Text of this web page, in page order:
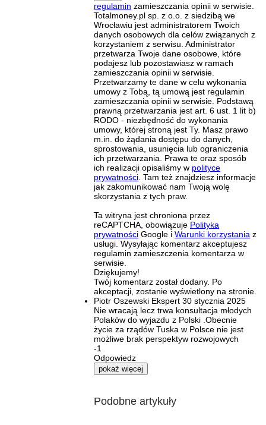
regulamin zamieszczania opinii w serwisie.
Totalmoney.pl sp. z o.o. z siedzibą we
Wrocławiu jest administratorem Twoich
danych osobowych dla celów związanych z
korzystaniem z serwisu. Administrator
przetwarza Twoje dane osobowe, które
podajesz lub pozostawiasz w ramach
zamieszczania opinii w serwisie.
Przetwarzamy te dane w celu wykonania
umowy z Tobą, tą umową jest regulamin
zamieszczania opinii w serwisie. Podstawą
prawną przetwarzania jest art. 6 ust. 1 lit b)
RODO - niezbędność do wykonania
umowy, której stroną jest Ty. Masz prawo
m.in. do żądania dostępu do danych,
sprostowania, usunięcia lub ograniczenia
ich przetwarzania. Prawa te oraz sposób
ich realizacji opisaliśmy w polityce
prywatności . Tam też znajdziesz informacje
jak zakomunikować nam Twoją wolę
skorzystania z tych praw.
Ta witryna jest chroniona przez
reCAPTCHA, obowiązuje Polityka
prywatności Google i Warunki korzystania z
usługi. Wysyłając komentarz akceptujesz
regulamin zamieszczenia komentarza w
serwisie.
Dziękujemy!
Twój komentarz został dodany. Po
akceptacji, zostanie wyświetlony na stronie.
Piotr Oszewski Ekspert 30 stycznia 2025
Nie wracają lecz trwa konsultacja młodych
Polaków do wyjazdu z Polski .Obecnie
życie za rządów Tuska w Polsce nie jest
możliwe brak perspektyw rozwojowych
-1
Odpowiedz
pokaż więcej
Podobne artykuły